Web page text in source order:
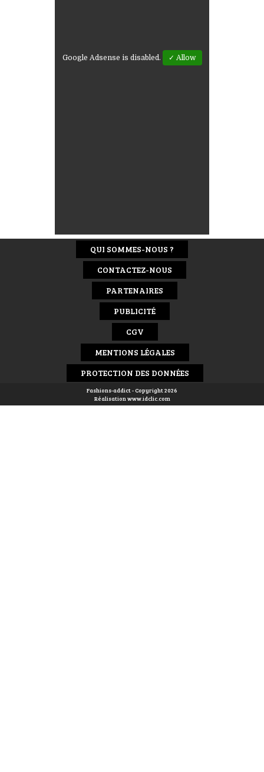
Google Adsense is disabled. ✓ Allow
QUI SOMMES-NOUS ?
CONTACTEZ-NOUS
PARTENAIRES
PUBLICITÉ
CGV
MENTIONS LÉGALES
PROTECTION DES DONNÉES
Fashions-addict - Copyright 2026
Réalisationwww.idclic.com